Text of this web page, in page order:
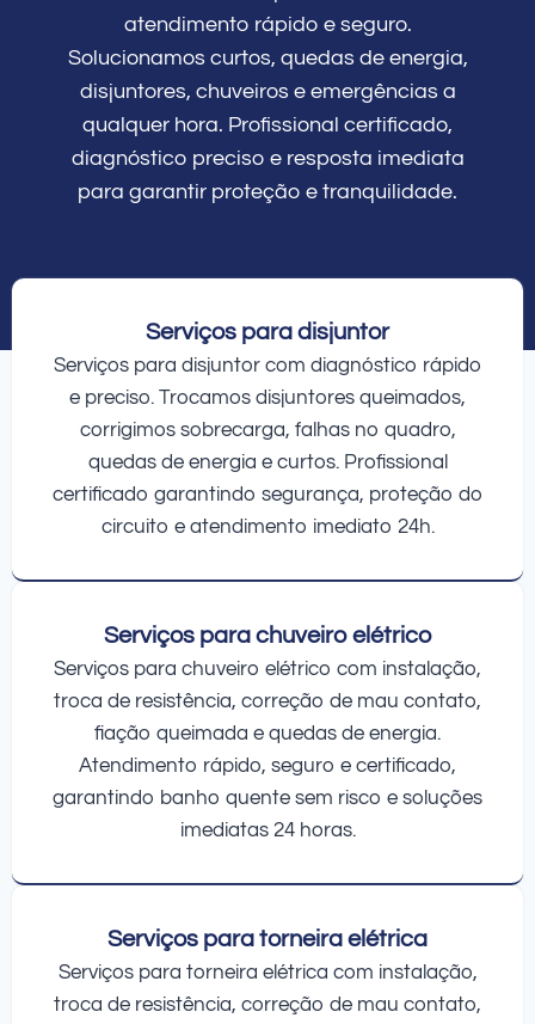
atendimento rápido e seguro.
Solucionamos curtos, quedas de energia,
disjuntores, chuveiros e emergências a
qualquer hora. Profissional certificado,
diagnóstico preciso e resposta imediata
para garantir proteção e tranquilidade.
Serviços para disjuntor
Serviços para disjuntor com diagnóstico rápido
e preciso. Trocamos disjuntores queimados,
corrigimos sobrecarga, falhas no quadro,
quedas de energia e curtos. Profissional
certificado garantindo segurança, proteção do
circuito e atendimento imediato 24h.
Serviços para chuveiro elétrico
Serviços para chuveiro elétrico com instalação,
troca de resistência, correção de mau contato,
fiação queimada e quedas de energia.
Atendimento rápido, seguro e certificado,
garantindo banho quente sem risco e soluções
imediatas 24 horas.
Serviços para torneira elétrica
Serviços para torneira elétrica com instalação,
troca de resistência, correção de mau contato,